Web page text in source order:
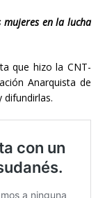
mujeres en la lucha
que hizo la CNT-
Anarquista de
difundirlas.